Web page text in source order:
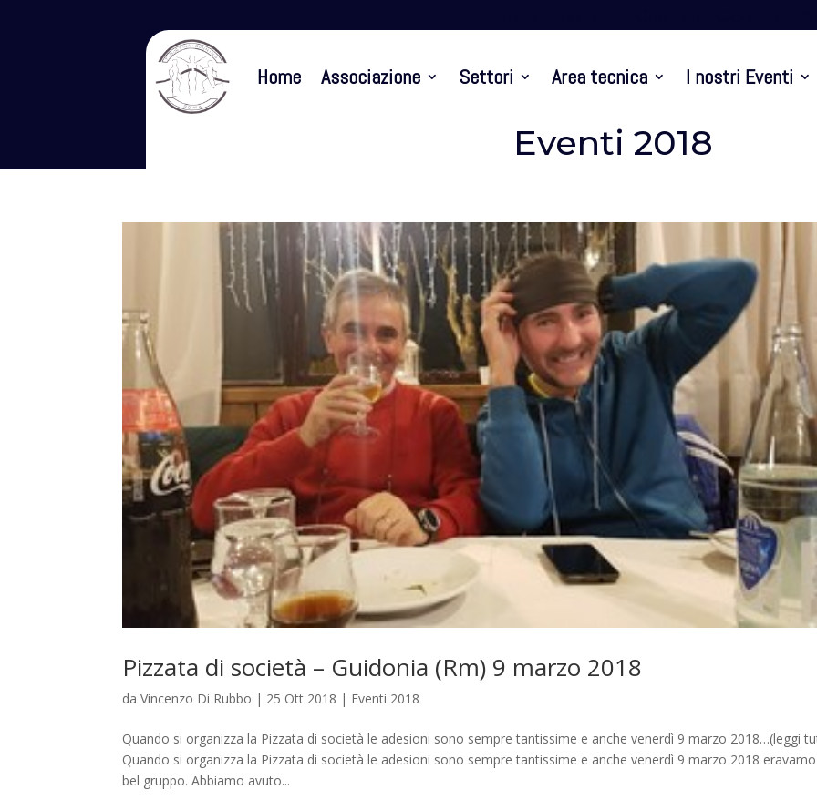
Home Associazione Settori Area tecnica I nostri Eventi
Eventi 2018
Pizzata di società – Guidonia (Rm) 9 marzo 2018
daVincenzo Di Rubbo | 25 Ott 2018 | Eventi 2018
Quando si organizza la Pizzata di società le adesioni sono sempre tantissime e anche venerdì 9 marzo 2018…(leggi
Quando si organizza la Pizzata di società le adesioni sono sempre tantissime e anche venerdì 9 marzo 2018
bel gruppo. Abbiamo avuto...